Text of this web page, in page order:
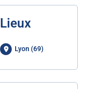
Lieux
Lyon (69)